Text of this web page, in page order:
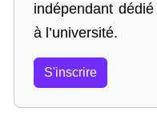
indépendant
à l’université.
S'inscrire